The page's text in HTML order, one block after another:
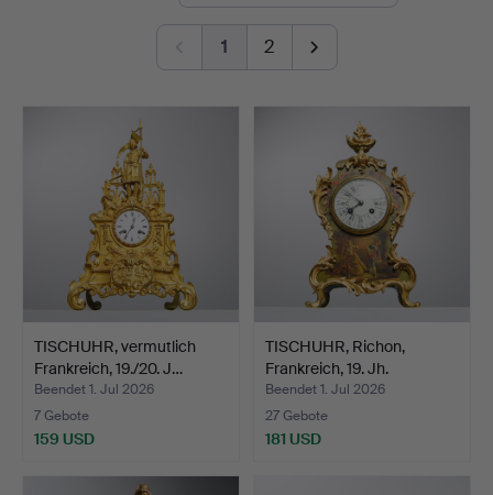
1 2
TISCHUHR, vermutlich
Frankreich, 19./20. J…
Beendet 1. Jul 2026
7 Gebote
159 USD
TISCHUHR, Richon,
Frankreich, 19. Jh.
Beendet 1. Jul 2026
27 Gebote
181 USD